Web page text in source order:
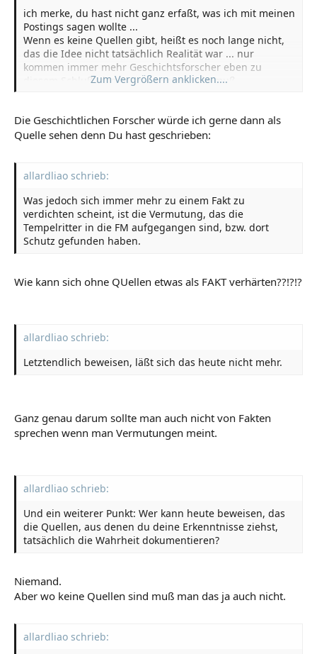
ich merke, du hast nicht ganz erfaßt, was ich mit meinen
Postings sagen wollte ...
Wenn es keine Quellen gibt, heißt es noch lange nicht,
das die Idee nicht tatsächlich Realität war ... nur
kommen immer mehr Geschichtsforscher eben zu
diesem Schluß, das es so gewesen sein muß.
Zum Vergrößern anklicken....
Die Geschichtlichen Forscher würde ich gerne dann als
Quelle sehen denn Du hast geschrieben:
allardliao schrieb:
Was jedoch sich immer mehr zu einem Fakt zu
verdichten scheint, ist die Vermutung, das die
Tempelritter in die FM aufgegangen sind, bzw. dort
Schutz gefunden haben.
Wie kann sich ohne QUellen etwas als FAKT verhärten??!?!?
allardliao schrieb:
Letztendlich beweisen, läßt sich das heute nicht mehr.
Ganz genau darum sollte man auch nicht von Fakten
sprechen wenn man Vermutungen meint.
allardliao schrieb:
Und ein weiterer Punkt: Wer kann heute beweisen, das
die Quellen, aus denen du deine Erkenntnisse ziehst,
tatsächlich die Wahrheit dokumentieren?
Niemand.
Aber wo keine Quellen sind muß man das ja auch nicht.
allardliao schrieb: